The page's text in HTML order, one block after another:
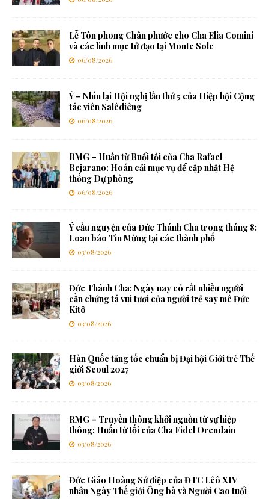
Lễ Tôn phong Chân phước cho Cha Elia Comini
và các linh mục tử đạo tại Monte Sole
06/08/2026
Ý – Nhìn lại Hội nghị lần thứ 5 của Hiệp hội Cộng
tác viên Salêdiêng
06/08/2026
RMG – Huấn từ Buổi tối của Cha Rafael
Bejarano: Hoán cải mục vụ để cập nhật Hệ
thống Dự phòng
06/08/2026
Ý cầu nguyện của Đức Thánh Cha trong tháng 8:
Loan báo Tin Mừng tại các thành phố
03/08/2026
Đức Thánh Cha: Ngày nay có rất nhiều người
cần chứng tá vui tươi của người trẻ say mê Đức
Kitô
03/08/2026
Hàn Quốc tăng tốc chuẩn bị Đại hội Giới trẻ Thế
giới Seoul 2027
03/08/2026
RMG – Truyền thông khởi nguồn từ sự hiệp
thông: Huấn từ tối của Cha Fidel Orendain
03/08/2026
Đức Giáo Hoàng Sứ điệp của ĐTC Lêô XIV
nhân Ngày Thế giới Ông bà và Người Cao tuổi